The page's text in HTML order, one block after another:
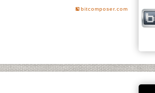
bitcomposer.com